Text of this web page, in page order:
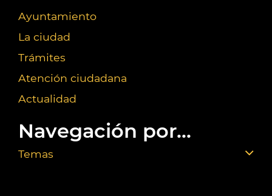
Ayuntamiento
La ciudad
Trámites
Atención ciudadana
Actualidad
Navegación por...
Temas